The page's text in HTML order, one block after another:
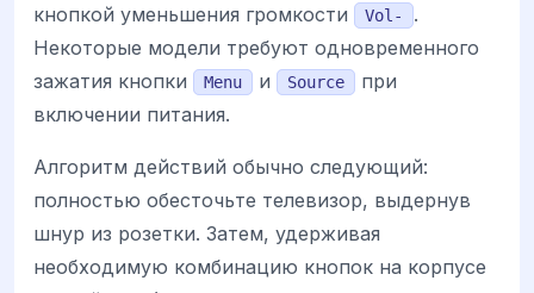
кнопкой уменьшения громкости
Vol-
.
Некоторые модели требуют одновременного
зажатия кнопки
Menu и Source
при
включении питания.
Алгоритм действий обычно следующий:
полностью обесточьте телевизор, выдернув
шнур из розетки. Затем, удерживая
необходимую комбинацию кнопок на корпусе